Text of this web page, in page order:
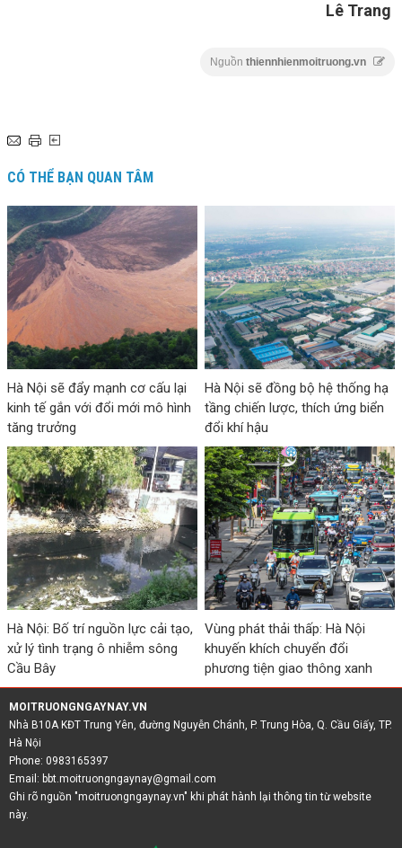
Lê Trang
Nguồn thiennhienmoitruong.vn
CÓ THỂ BẠN QUAN TÂM
Hà Nội sẽ đẩy mạnh cơ cấu lại
kinh tế gắn với đổi mới mô hình
tăng trưởng
Hà Nội sẽ đồng bộ hệ thống hạ
tầng chiến lược, thích ứng biển
đổi khí hậu
Hà Nội: Bố trí nguồn lực cải tạo,
xử lý tình trạng ô nhiễm sông
Cầu Bây
Vùng phát thải thấp: Hà Nội
khuyến khích chuyển đổi
phương tiện giao thông xanh
MOITRUONGNGAYNAY.VN
Nhà B10A KĐT Trung Yên, đường Nguyễn Chánh, P. Trung Hòa, Q. Cầu Giấy, TP.
Hà Nội
Phone: 0983165397
Email: bbt.moitruongngaynay@gmail.com
Ghi rõ nguồn "moitruongngaynay.vn" khi phát hành lại thông tin từ website
này.